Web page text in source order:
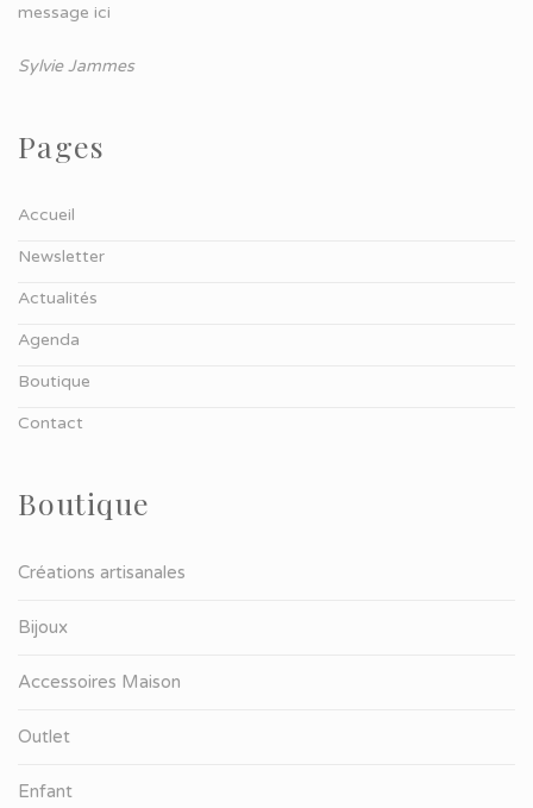
message ici
Sylvie Jammes
Pages
Accueil
Newsletter
Actualités
Agenda
Boutique
Contact
Boutique
Créations artisanales
Bijoux
Accessoires Maison
Outlet
Enfant